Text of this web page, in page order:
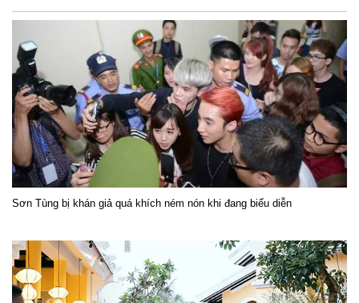
Sơn Tùng bị khán giả quá khích ném nón khi đang biểu diễn